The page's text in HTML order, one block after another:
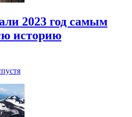
2023 год самым
историю